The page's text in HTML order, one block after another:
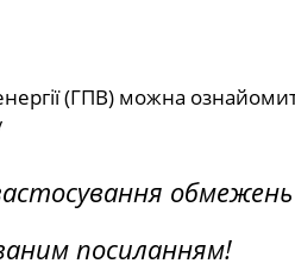
(ГПВ) можна
посиланням!